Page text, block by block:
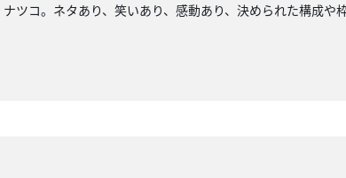
ツコ。ネタあり、笑いあり、感動あり、決められた構成や